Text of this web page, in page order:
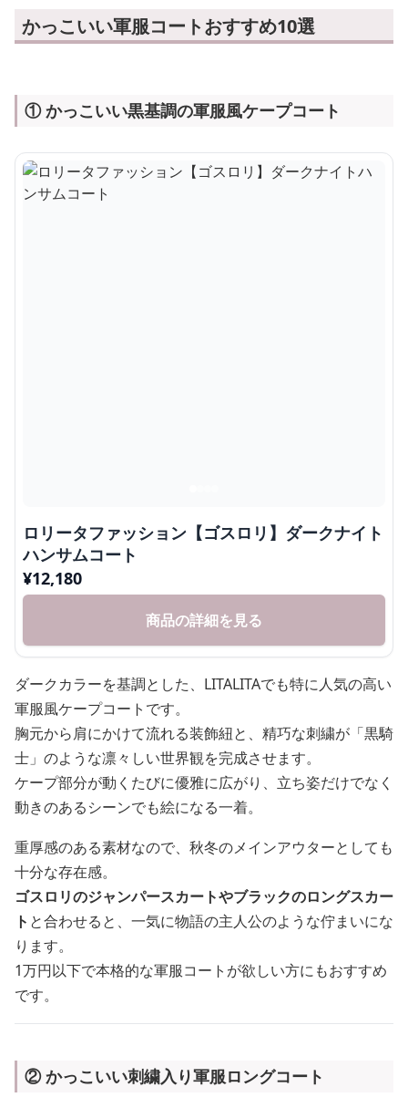
かっこいい軍服コートおすすめ10選
① かっこいい黒基調の軍服風ケープコート
ロリータファッション【ゴスロリ】ダークナイト
ハンサムコート
¥12,180
商品の詳細を見る
ダークカラーを基調とした、LITALITAでも特に人気の高い
軍服風ケープコートです。
胸元から肩にかけて流れる装飾紐と、精巧な刺繍が「黒騎
士」のような凛々しい世界観を完成させます。
ケープ部分が動くたびに優雅に広がり、立ち姿だけでなく
動きのあるシーンでも絵になる一着。
重厚感のある素材なので、秋冬のメインアウターとしても
十分な存在感。
ゴスロリのジャンパースカートやブラックのロングスカー
ト と合わせると、一気に物語の主人公のような佇まいにな
ります。
1万円以下で本格的な軍服コートが欲しい方にもおすすめ
です。
② かっこいい刺繍入り軍服ロングコート